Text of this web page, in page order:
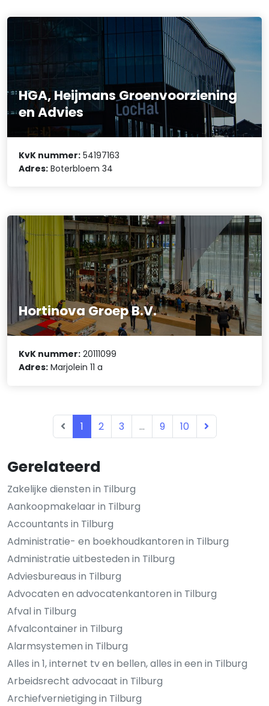
Gerelateerd
Zakelijke diensten in Tilburg
Aankoopmakelaar in Tilburg
Accountants in Tilburg
Administratie- en boekhoudkantoren in Tilburg
Administratie uitbesteden in Tilburg
Adviesbureaus in Tilburg
Advocaten en advocatenkantoren in Tilburg
Afval in Tilburg
Afvalcontainer in Tilburg
Alarmsystemen in Tilburg
Alles in 1, internet tv en bellen, alles in een in Tilburg
Arbeidsrecht advocaat in Tilburg
Archiefvernietiging in Tilburg
HGA, Heijmans Groenvoorziening
en Advies
KvK nummer: 54197163
Adres: Boterbloem 34
Hortinova Groep B.V.
KvK nummer: 20111099
Adres: Marjolein 11 a
1 2 3 ... 9 10